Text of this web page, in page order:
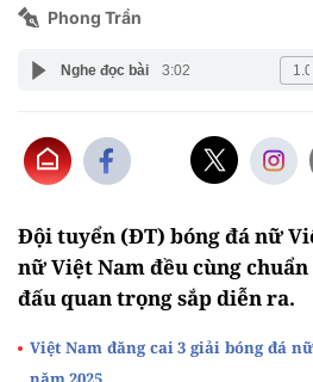
Phong Trần
Nghe đọc bài 3:02
Đội tuyển (ĐT) bóng đá nữ
nữ Việt Nam đều cùng
đấu quan trọng sắp diễn ra.
Việt Nam đăng cai 3 giải bóng đá